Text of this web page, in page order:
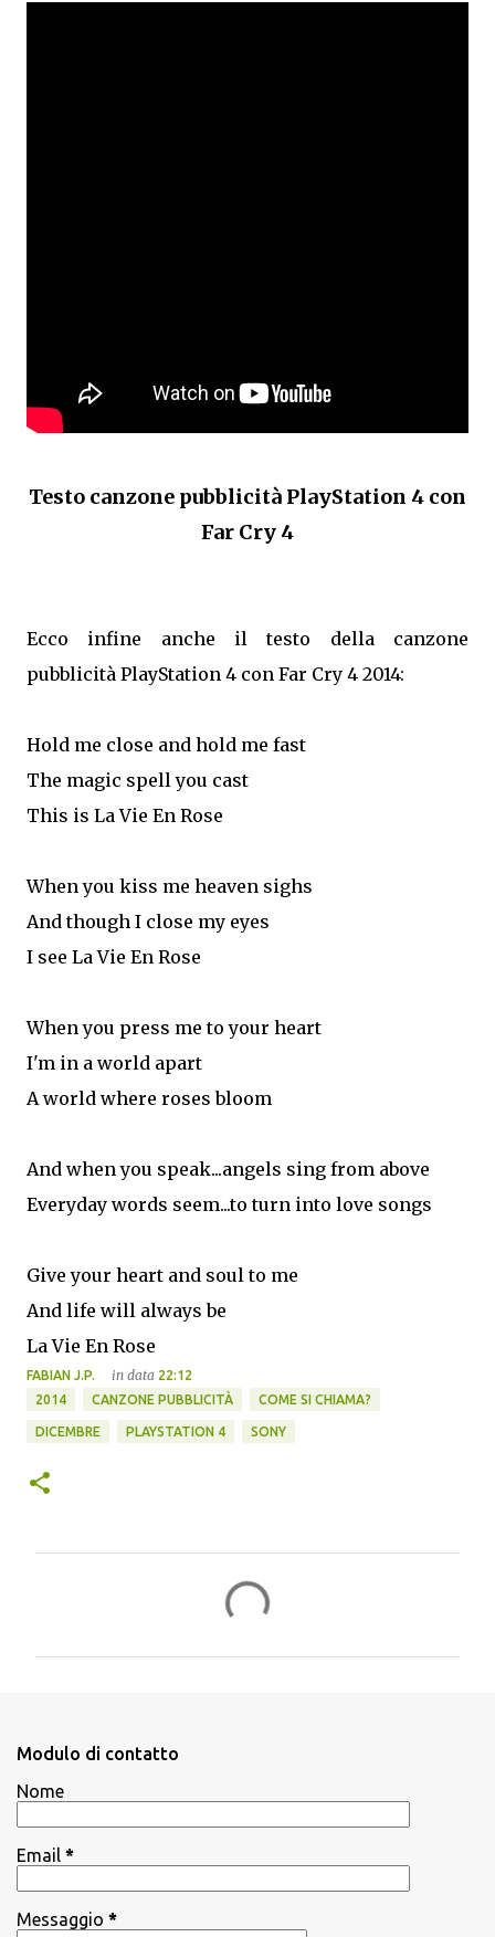
Testo canzone pubblicità PlayStation 4 con
Far Cry 4
Ecco infine anche il testo della canzone
pubblicità PlayStation 4 con Far Cry 4 2014:
Hold me close and hold me fast
The magic spell you cast
This is La Vie En Rose
When you kiss me heaven sighs
And though I close my eyes
I see La Vie En Rose
When you press me to your heart
I'm in a world apart
A world where roses bloom
And when you speak...angels sing from above
Everyday words seem...to turn into love songs
Give your heart and soul to me
And life will always be
La Vie En Rose
FABIAN J.P. in data 22:12
2014
CANZONE PUBBLICITÀ COME SI CHIAMA?
DICEMBRE PLAYSTATION 4 SONY
i
Modulo di contatto
Nome
Email *
Messaggio *